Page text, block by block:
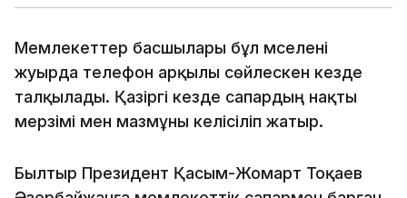
Мемлекеттер басшылары бұл мәселені
жуырда телефон арқылы сөйлескен кезде
талқылады. Қазіргі кезде сапардың нақты
мерзімі мен мазмұны келісіліп жатыр.
Былтыр Президент Қасым-Жомарт Тоқаев